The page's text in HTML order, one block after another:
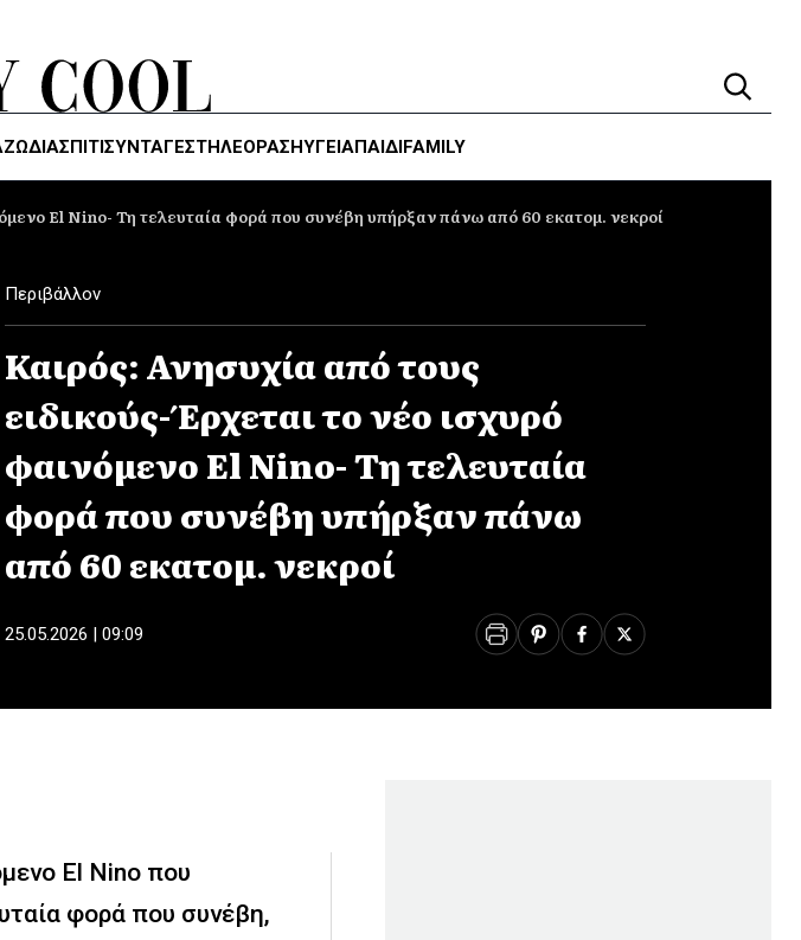
ΖΏΔΙΑΣΠΙΤΙΣΥΝΤΑΓΕΣΤΗΛΕΌΡΑΣΗΥΓΕΊΑΠΑΙΔΙFAMILY
El Nino- Τη τελευταία φορά που συνέβη υπήρξαν πάνω από 60 εκατομ. νεκροί
Περιβάλλον
Καιρός: Ανησυχία από τους
ειδικούς- Έρχεται το νέο ισχυρό
φαινόμενο El Nino- Τη τελευταία
φορά που συνέβη υπήρξαν πάνω
από 60 εκατομ. νεκροί
25.05.2026 | 09:09
El Nino που
φορά που συνέβη,